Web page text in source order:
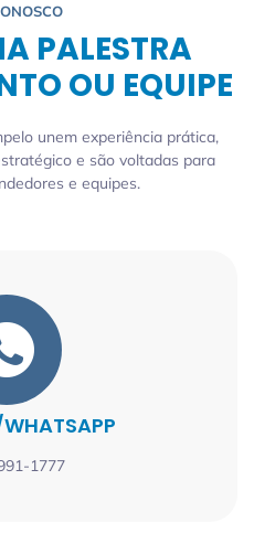
PALESTRA
OU EQUIPE
unem experiência prática,
e são voltadas para
e equipes.
1777